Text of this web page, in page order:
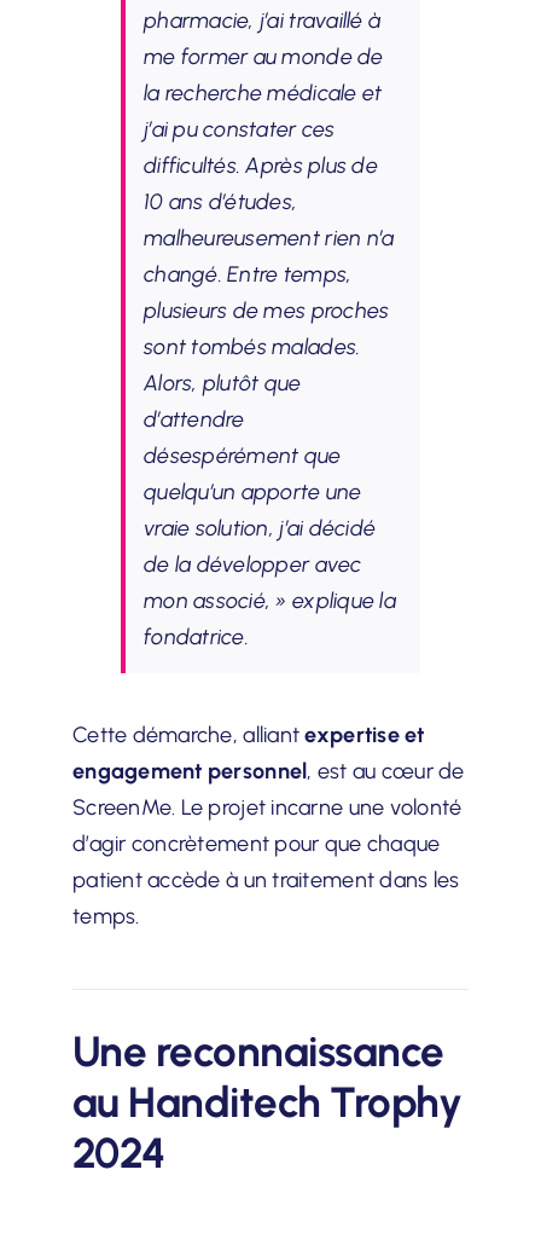
pharmacie, j’ai travaillé à
me former au monde de
la recherche médicale et
j’ai pu constater ces
difficultés. Après plus de
10 ans d’études,
malheureusement rien n’a
changé. Entre temps,
plusieurs de mes proches
sont tombés malades.
Alors, plutôt que
d’attendre
désespérément que
quelqu’un apporte une
vraie solution, j’ai décidé
de la développer avec
mon associé, » explique la
fondatrice.
Cette démarche, alliantexpertise et
engagement personnel, est au cœur de
ScreenMe. Le projet incarne une volonté
d’agir concrètement pour que chaque
patient accède à un traitement dans les
temps.
Une reconnaissance
au Handitech Trophy
2024